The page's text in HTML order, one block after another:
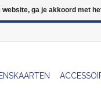
website, ga je akkoord met